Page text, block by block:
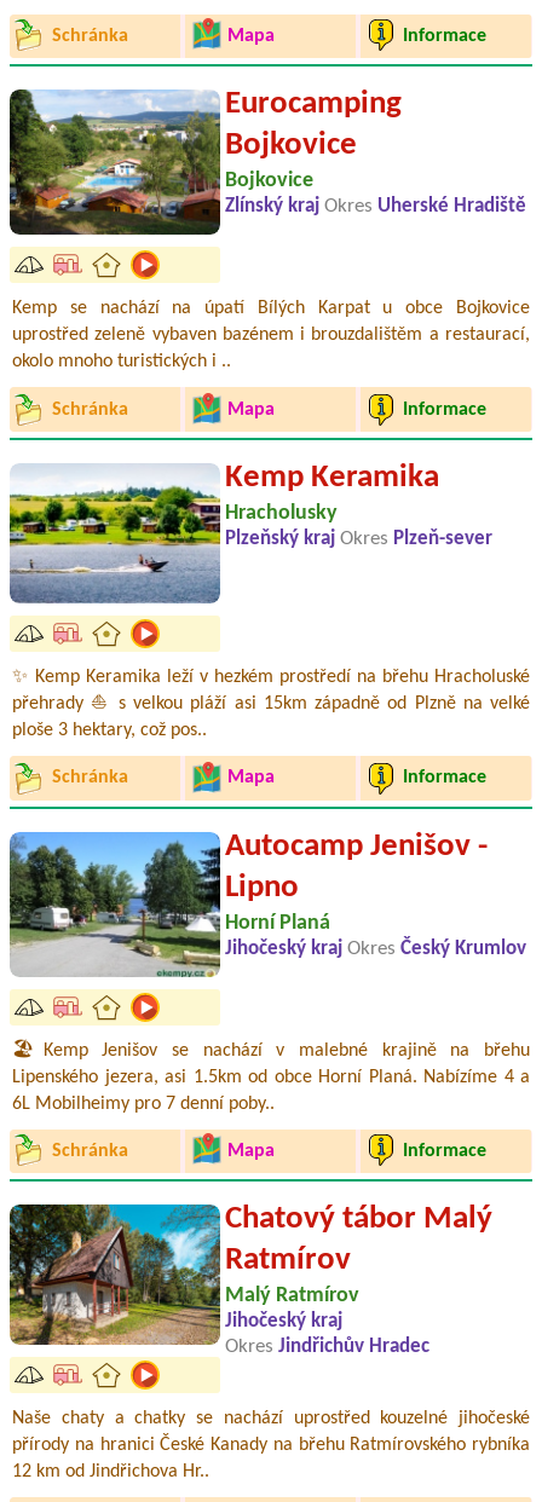
Schránka Mapa Informace
Eurocamping
Bojkovice
Bojkovice
Zlínský kraj Okres Uherské Hradiště
Kemp se nachází na úpatí Bílých Karpat u obce Bojkovice
uprostřed zeleně vybaven bazénem i brouzdalištěm a restaurací,
okolo mnoho turistických i ..
Schránka Mapa Informace
Kemp Keramika
Hracholusky
Plzeňský kraj Okres Plzeň-sever
✨ Kemp Keramika leží v hezkém prostředí na břehu Hracholuské
přehrady ⛵ s velkou pláží asi 15km západně od Plzně na velké
ploše 3 hektary, což pos..
Schránka Mapa Informace
Autocamp Jenišov -
Lipno
Horní Planá
Jihočeský kraj Okres Český Krumlov
🏖️Kemp Jenišov se nachází v malebné krajině na břehu
Lipenského jezera, asi 1.5km od obce Horní Planá. Nabízíme 4 a
6L Mobilheimy pro 7 denní poby..
Schránka Mapa Informace
Chatový tábor Malý
Ratmírov
Malý Ratmírov
Jihočeský kraj
Okres Jindřichův Hradec
Naše chaty a chatky se nachází uprostřed kouzelné jihočeské
přírody na hranici České Kanady na břehu Ratmírovského rybníka
12 km od Jindřichova Hr..